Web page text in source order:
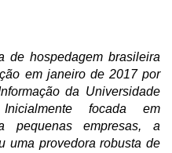
de hospedagem brasileira
em janeiro de 2017 por
da Universidade
focada em
pequenas empresas, a
uma provedora robusta de